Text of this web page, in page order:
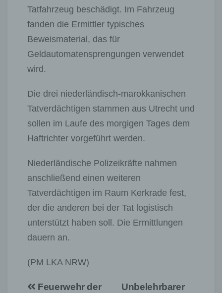
Tatfahrzeug beschädigt. Im Fahrzeug
fanden die Ermittler typisches
Beweismaterial, das für
Geldautomatensprengungen verwendet
wird.
Die drei niederländisch-marokkanischen
Tatverdächtigen stammen aus Utrecht und
sollen im Laufe des morgigen Tages dem
Haftrichter vorgeführt werden.
Niederländische Polizeikräfte nahmen
anschließend einen weiteren
Tatverdächtigen im Raum Kerkrade fest,
der die anderen bei der Tat logistisch
unterstützt haben soll. Die Ermittlungen
dauern an.
(PM LKA NRW)
Beitragsnavigation
Unbelehrbarer
Feuerwehr der